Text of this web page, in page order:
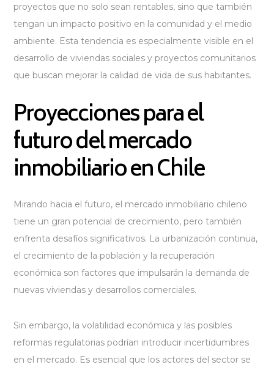
proyectos que no solo sean rentables, sino que también
tengan un impacto positivo en la comunidad y el medio
ambiente. Esta tendencia es especialmente visible en el
desarrollo de viviendas sociales y proyectos comunitarios
que buscan mejorar la calidad de vida de sus habitantes.
Proyecciones para el
futuro del mercado
inmobiliario en Chile
Mirando hacia el futuro, el mercado inmobiliario chileno
tiene un gran potencial de crecimiento, pero también
enfrenta desafíos significativos. La urbanización continua,
el crecimiento de la población y la recuperación
económica son factores que impulsarán la demanda de
nuevas viviendas y desarrollos comerciales.
Sin embargo, la volatilidad económica y las posibles
reformas regulatorias podrían introducir incertidumbres
en el mercado. Es esencial que los actores del sector se